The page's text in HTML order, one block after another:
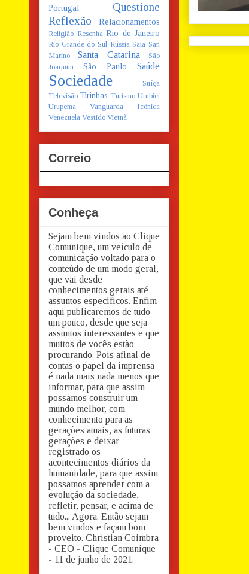
Portugal
Questione
Reflexão
Relacionamentos
Religião Resenha Rio de Janeiro
Rio Grande do Sul Rússia Saia San
Marino
Santa Catarina
São
Joaquim
São Paulo Saúde
Sociedade
Suíça
Televisão Tirinhas Turismo Urubici
Urupema
Vanguarda Icônica
Venezuela Vestido Vietnã
Correio
Conheça
Sejam bem vindos ao Clique
Comunique, um veículo de
comunicação voltado para o
conteúdo de um modo geral,
que vai desde
conhecimentos gerais até
assuntos específicos. Enfim
aqui publicaremos de tudo
um pouco, desde que seja
assuntos interessantes e que
muitos de vocês estão
procurando. Pois afinal de
contas o papel da imprensa
é nada mais nada menos que
informar, para que assim
possamos construir um
mundo melhor, com
conhecimento para as
gerações atuais, as futuras
gerações e deixar
registrado os
acontecimentos diários da
humanidade, para que assim
possamos aprender com a
evolução da sociedade,
refletir, pensar, e acima de
tudo... Agora. Então sejam
bem vindos e façam bom
proveito. Christian Coimbra
- CEO - Clique Comunique
- 11 de junho de 2021.